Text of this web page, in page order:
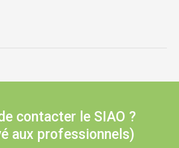
contacter le SIAO ?
aux professionnels)